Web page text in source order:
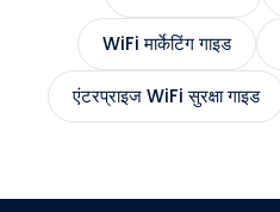
WiFi मार्केटिंग गाइड
एंटरप्राइज WiFi सुरक्षा गाइड